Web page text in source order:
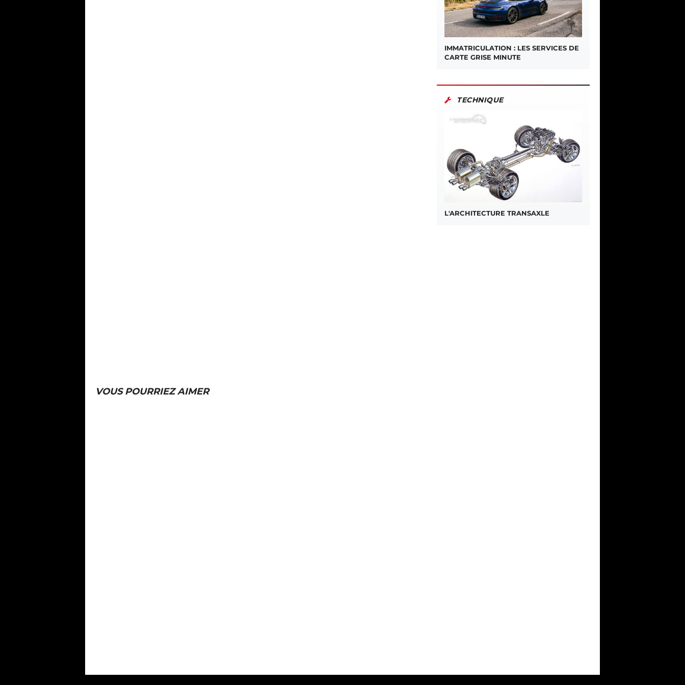
IMMATRICULATION : LES SERVICES DE
CARTE GRISE MINUTE
TECHNIQUE
L'ARCHITECTURE TRANSAXLE
VOUS POURRIEZ AIMER